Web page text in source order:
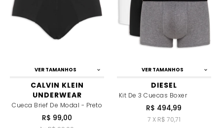
VER TAMANHOS
CALVIN KLEIN
UNDERWEAR
Cueca Brief De Modal - Preto
R$ 99,00
VER TAMANHOS
DIESEL
Kit De 3 Cuecas Boxer
R$ 494,99
7 X R$ 70,71